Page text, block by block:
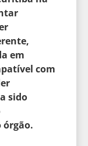
em
com
sido
órgão.